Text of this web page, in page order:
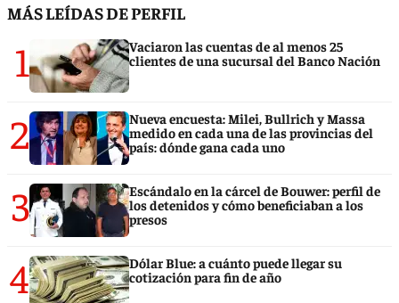
MÁS LEÍDAS DE PERFIL
1
Vaciaron las cuentas de al menos 25
clientes de una sucursal del Banco Nación
2
Nueva encuesta: Milei, Bullrich y Massa
medido en cada una de las provincias del
país: dónde gana cada uno
3
Escándalo en la cárcel de Bouwer: perfil de
los detenidos y cómo beneficiaban a los
presos
4
Dólar Blue: a cuánto puede llegar su
cotización para fin de año